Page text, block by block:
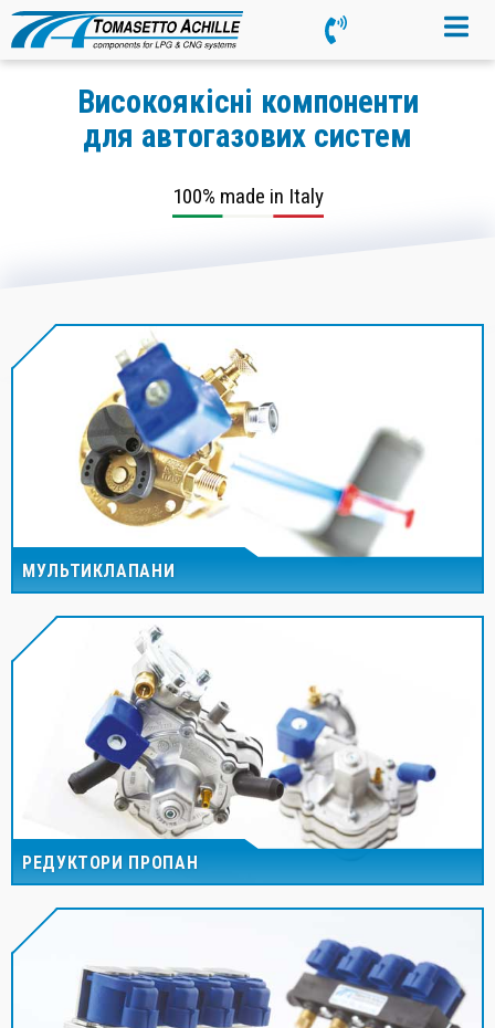
Високоякісні компоненти
для автогазових систем
100% made in Italy
МУЛЬТИКЛАПАНИ
РЕДУКТОРИ ПРОПАН